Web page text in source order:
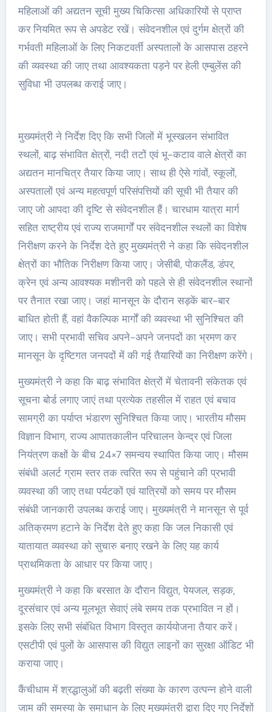
महिलाओं की अद्यतन सूची मुख्य चिकित्सा अधिकारियों से प्राप्त
कर नियमित रूप से अपडेट रखें। संवेदनशील एवं दुर्गम क्षेत्रों की
गर्भवती महिलाओं के लिए निकटवर्ती अस्पतालों के आसपास ठहरने
की व्यवस्था की जाए तथा आवश्यकता पड़ने पर हेली एम्बुलेंस की
सुविधा भी उपलब्ध कराई जाए।
मुख्यमंत्री ने निर्देश दिए कि सभी जिलों में भूस्खलन संभावित
स्थलों, बाढ़ संभावित क्षेत्रों, नदी तटों एवं भू-कटाव वाले क्षेत्रों का
अद्यतन मानचित्र तैयार किया जाए। साथ ही ऐसे गांवों, स्कूलों,
अस्पतालों एवं अन्य महत्वपूर्ण परिसंपत्तियों की सूची भी तैयार की
जाए जो आपदा की दृष्टि से संवेदनशील हैं। चारधाम यात्रा मार्ग
सहित राष्ट्रीय एवं राज्य राजमार्गों पर संवेदनशील स्थलों का विशेष
निरीक्षण करने के निर्देश देते हुए मुख्यमंत्री ने कहा कि संवेदनशील
क्षेत्रों का भौतिक निरीक्षण किया जाए। जेसीबी, पोकलैंड, डंपर,
क्रेन एवं अन्य आवश्यक मशीनरी को पहले से ही संवेदनशील स्थानों
पर तैनात रखा जाए। जहां मानसून के दौरान सड़कें बार-बार
बाधित होती हैं, वहां वैकल्पिक मार्गों की व्यवस्था भी सुनिश्चित की
जाए। सभी प्रभावी सचिव अपने-अपने जनपदों का भ्रमण कर
मानसून के दृष्टिगत जनपदों में की गई तैयारियों का निरीक्षण करेंगे।
मुख्यमंत्री ने कहा कि बाढ़ संभावित क्षेत्रों में चेतावनी संकेतक एवं
सूचना बोर्ड लगाए जाएं तथा प्रत्येक तहसील में राहत एवं बचाव
सामग्री का पर्याप्त भंडारण सुनिश्चित किया जाए। भारतीय मौसम
विज्ञान विभाग, राज्य आपातकालीन परिचालन केन्द्र एवं जिला
नियंत्रण कक्षों के बीच 24×7 समन्वय स्थापित किया जाए। मौसम
संबंधी अलर्ट ग्राम स्तर तक त्वरित रूप से पहुंचाने की प्रभावी
व्यवस्था की जाए तथा पर्यटकों एवं यात्रियों को समय पर मौसम
संबंधी जानकारी उपलब्ध कराई जाए। मुख्यमंत्री ने मानसून से पूर्व
अतिक्रमण हटाने के निर्देश देते हुए कहा कि जल निकासी एवं
यातायात व्यवस्था को सुचारु बनाए रखने के लिए यह कार्य
प्राथमिकता के आधार पर किया जाए।
मुख्यमंत्री ने कहा कि बरसात के दौरान विद्युत, पेयजल, सड़क,
दूरसंचार एवं अन्य मूलभूत सेवाएं लंबे समय तक प्रभावित न हों।
इसके लिए सभी संबंधित विभाग विस्तृत कार्ययोजना तैयार करें।
एसटीपी एवं पुलों के आसपास की विद्युत लाइनों का सुरक्षा ऑडिट भी
कराया जाए।
कैंचीधाम में श्रद्धालुओं की बढ़ती संख्या के कारण उत्पन्न होने वाली
जाम की समस्या के समाधान के लिए मुख्यमंत्री द्वारा दिए गए निर्देशों